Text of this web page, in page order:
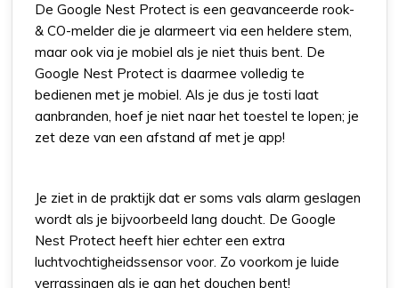
De Google Nest Protect is een geavanceerde rook-
& CO-melder die je alarmeert via een heldere stem,
maar ook via je mobiel als je niet thuis bent. De
Google Nest Protect is daarmee volledig te
bedienen met je mobiel. Als je dus je tosti laat
aanbranden, hoef je niet naar het toestel te lopen; je
zet deze van een afstand af met je app!
Je ziet in de praktijk dat er soms vals alarm geslagen
wordt als je bijvoorbeeld lang doucht. De Google
Nest Protect heeft hier echter een extra
luchtvochtigheidssensor voor. Zo voorkom je luide
verrassingen als je aan het douchen bent!